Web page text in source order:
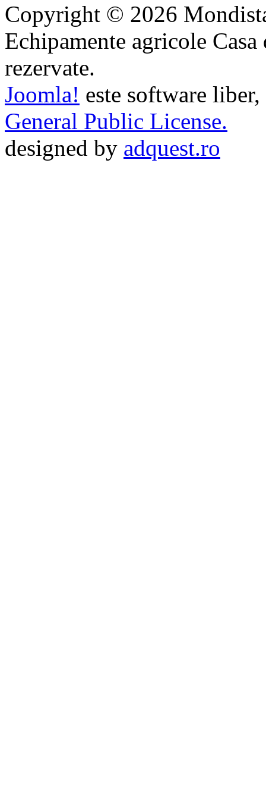
Copyright © 2026
Echipamente agricole
rezervate.
Joomla! este software
General Public License.
designed by adquest.ro